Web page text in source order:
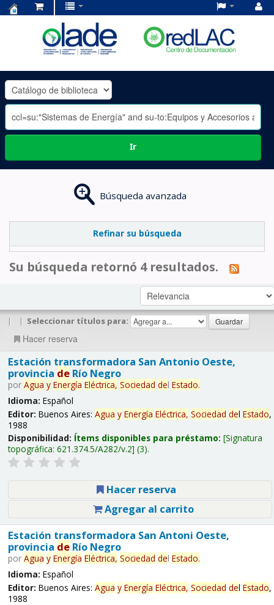
OLADE
-
Ir
Búsqueda avanzada
Refinar su búsqueda
Su búsqueda retornó 4 resultados.
| | Seleccionar títulos para:
Hacer reserva
Estación transformadora San Antonio Oeste,
provincia deRío Negro
por Agua y Energía Eléctrica, Sociedad del Estado.
Idioma: Español
Editor: Buenos Aires: Agua y Energía Eléctrica, Sociedad del Estado,
1988
Disponibilidad: Ítems disponibles para préstamo: Signatura
topográfica: 621.374.5/A282/v.2 (3).
Hacer reserva
Agregar al carrito
Estación transformadora San Antoni Oeste,
provincia deRío Negro
por Agua y Energía Eléctrica, Sociedad del Estado.
Idioma: Español
Editor: Buenos Aires: Agua y Energía Eléctrica, Sociedad del Estado,
1988